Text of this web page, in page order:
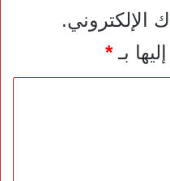
الإلكتروني.
بـ*